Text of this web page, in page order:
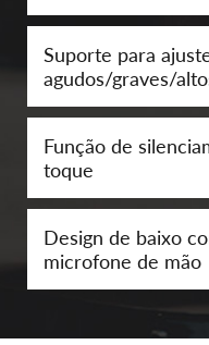
Suporte para
agudos/graves/
Função de
toque
Design de baixo
microfone de mão